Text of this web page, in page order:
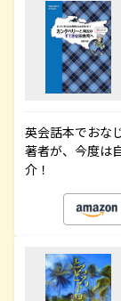
英会話本でおな
著者が、今度は
介！